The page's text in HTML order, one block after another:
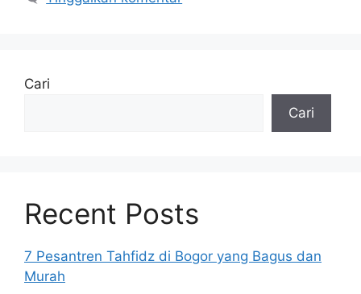
Cari
Cari
Recent Posts
7 Pesantren Tahfidz di Bogor yang Bagus dan
Murah